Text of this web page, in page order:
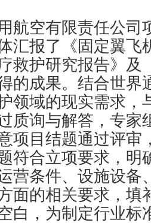
航空有限责任公司
汇报了《固定翼飞
救护研究报告》
的成果。结合世界
领域的现实需求，
质询与解答，专家
项目结题通过评审
符合立项要求，明
营条件、设施设备
面的相关要求，填
白，为制定行业标